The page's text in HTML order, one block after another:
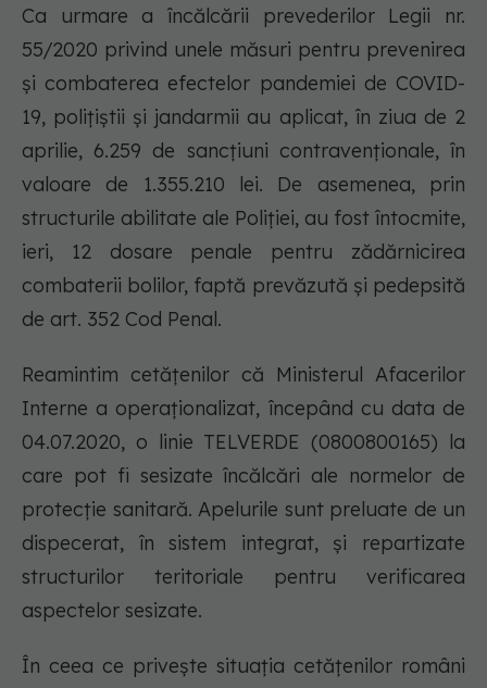
Ca urmare a încălcării prevederilor Legii nr.
55/2020 privind unele măsuri pentru prevenirea
și combaterea efectelor pandemiei de COVID-
19, polițiștii și jandarmii au aplicat, în ziua de 2
aprilie, 6.259 de sancţiuni contravenţionale, în
valoare de 1.355.210 lei. De asemenea, prin
structurile abilitate ale Poliției, au fost întocmite,
ieri, 12 dosare penale pentru zădărnicirea
combaterii bolilor, faptă prevăzută și pedepsită
de art. 352 Cod Penal.
Reamintim cetățenilor că Ministerul Afacerilor
Interne a operaționalizat, începând cu data de
04.07.2020, o linie TELVERDE (0800800165) la
care pot fi sesizate încălcări ale normelor de
protecție sanitară. Apelurile sunt preluate de un
dispecerat, în sistem integrat, și repartizate
structurilor teritoriale pentru verificarea
aspectelor sesizate.
În ceea ce privește situația cetățenilor români